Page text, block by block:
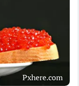
Pxhere.com